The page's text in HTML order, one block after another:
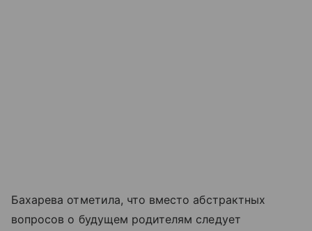
Бахарева отметила, что вместо абстрактных
вопросов о будущем родителям следует